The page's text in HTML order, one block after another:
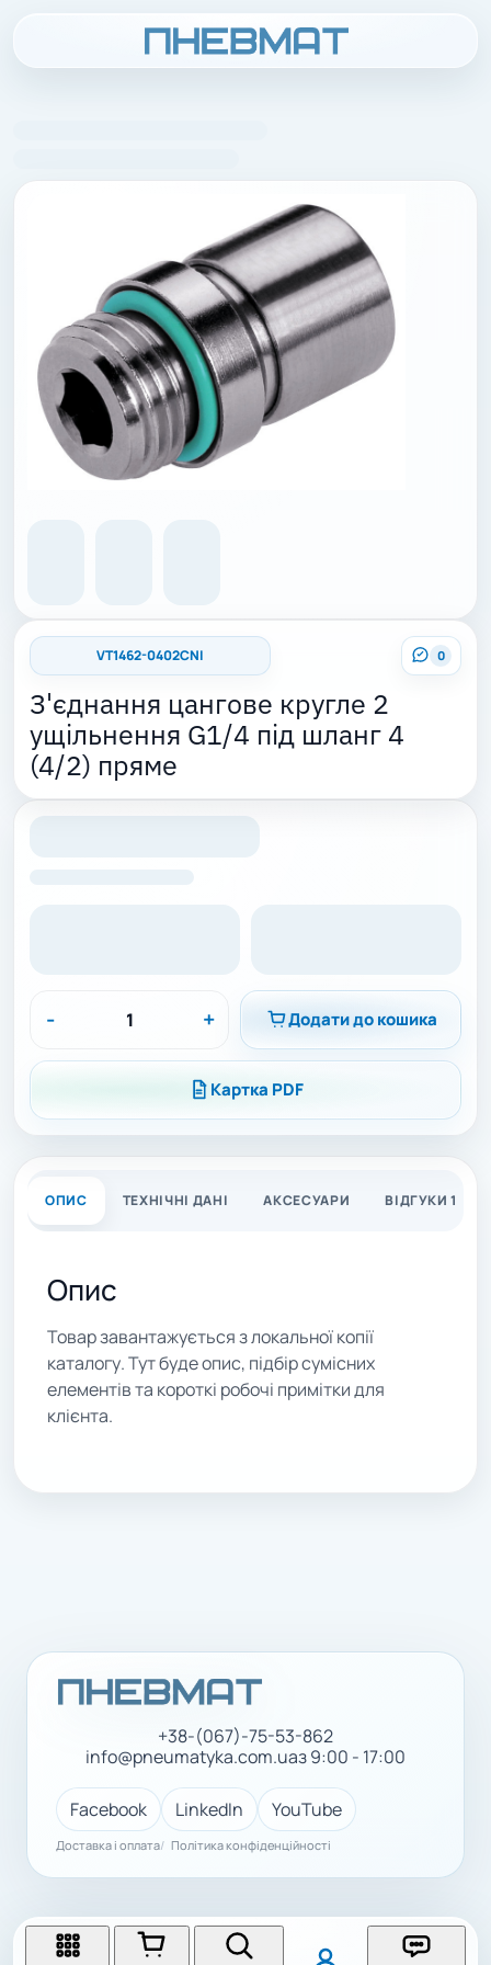
0
VT1462-0402CNI
З'єднання цангове кругле 2
ущільнення G1/4 під шланг 4
(4/2) пряме
- + Додати до кошика
Картка PDF
ОПИС ТЕХНІЧНІ ДАНІ АКСЕСУАРИ ВІДГУКИ 1
Опис
Товар завантажується з локальної копії
каталогу. Тут буде опис, підбір сумісних
елементів та короткі робочі примітки для
клієнта.
+38-(067)-75-53-862
info@pneumatyka.com.uaз 9:00 - 17:00
Facebook LinkedIn YouTube
Доставка і оплата Політика конфіденційності